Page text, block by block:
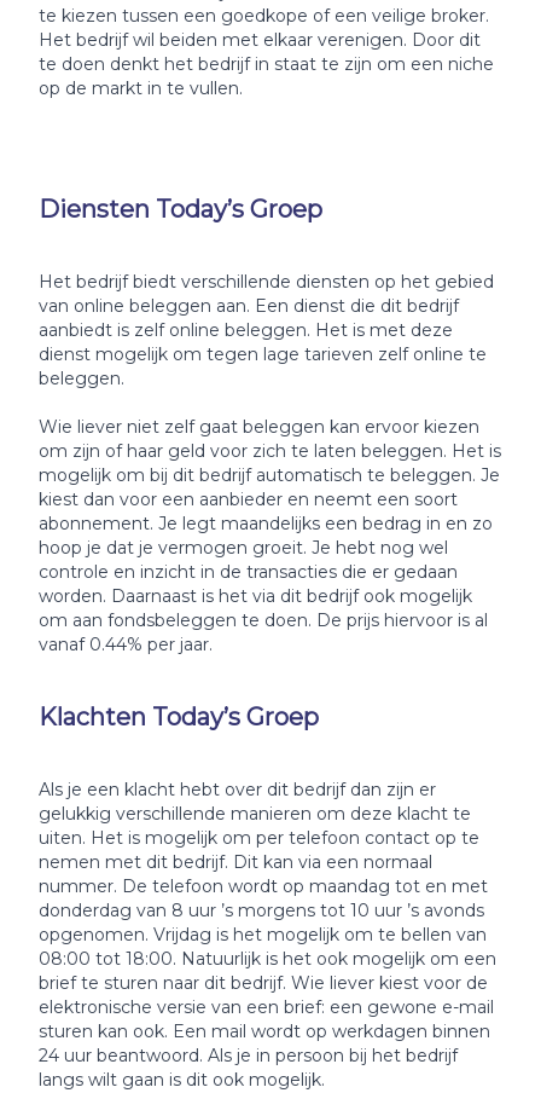
te kiezen tussen een goedkope of een veilige broker.
Het bedrijf wil beiden met elkaar verenigen. Door dit
te doen denkt het bedrijf in staat te zijn om een niche
op de markt in te vullen.
Diensten Today’s Groep
Het bedrijf biedt verschillende diensten op het gebied
van online beleggen aan. Een dienst die dit bedrijf
aanbiedt is zelf online beleggen. Het is met deze
dienst mogelijk om tegen lage tarieven zelf online te
beleggen.
Wie liever niet zelf gaat beleggen kan ervoor kiezen
om zijn of haar geld voor zich te laten beleggen. Het is
mogelijk om bij dit bedrijf automatisch te beleggen. Je
kiest dan voor een aanbieder en neemt een soort
abonnement. Je legt maandelijks een bedrag in en zo
hoop je dat je vermogen groeit. Je hebt nog wel
controle en inzicht in de transacties die er gedaan
worden. Daarnaast is het via dit bedrijf ook mogelijk
om aan fondsbeleggen te doen. De prijs hiervoor is al
vanaf 0.44% per jaar.
Klachten Today’s Groep
Als je een klacht hebt over dit bedrijf dan zijn er
gelukkig verschillende manieren om deze klacht te
uiten. Het is mogelijk om per telefoon contact op te
nemen met dit bedrijf. Dit kan via een normaal
nummer. De telefoon wordt op maandag tot en met
donderdag van 8 uur ’s morgens tot 10 uur ’s avonds
opgenomen. Vrijdag is het mogelijk om te bellen van
08:00 tot 18:00. Natuurlijk is het ook mogelijk om een
brief te sturen naar dit bedrijf. Wie liever kiest voor de
elektronische versie van een brief: een gewone e-mail
sturen kan ook. Een mail wordt op werkdagen binnen
24 uur beantwoord. Als je in persoon bij het bedrijf
langs wilt gaan is dit ook mogelijk.